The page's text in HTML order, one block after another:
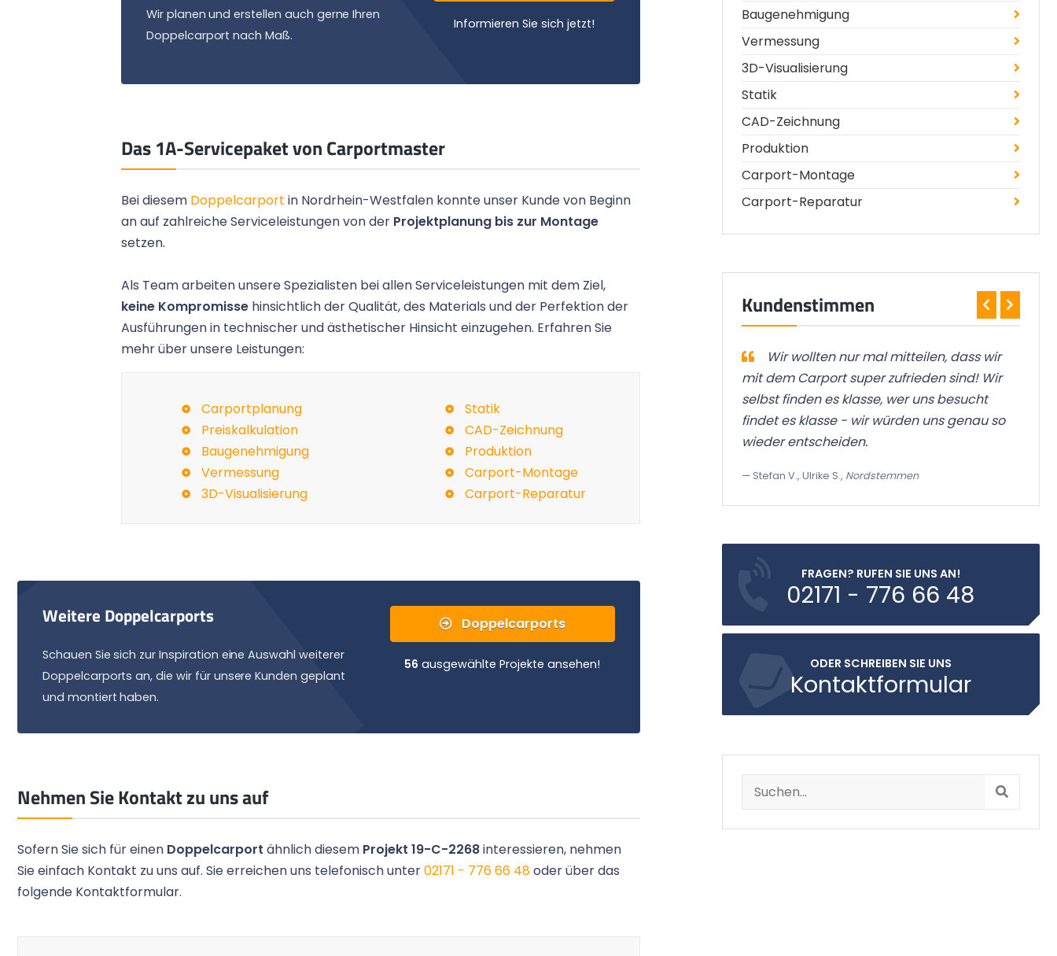
Wir planen und erstellen auch gerne Ihren
Doppelcarport nach Maß.
Informieren Sie sich jetzt!
Das 1A-Servicepaket von Carportmaster
Bei diesem Doppelcarport in Nordrhein-Westfalen konnte unser Kunde von Beginn
an auf zahlreiche Serviceleistungen von der Projektplanung bis zur Montage
setzen.
Als Team arbeiten unsere Spezialisten bei allen Serviceleistungen mit dem Ziel,
keine Kompromissehinsichtlich der Qualität, des Materials und der Perfektion der
Ausführungen in technischer und ästhetischer Hinsicht einzugehen. Erfahren Sie
mehr über unsere Leistungen:
Carportplanung
Preiskalkulation
Baugenehmigung
Vermessung
3D-Visualisierung
Statik
CAD-Zeichnung
Produktion
Carport-Montage
Carport-Reparatur
Weitere Doppelcarports
Schauen Sie sich zur Inspiration eine Auswahl weiterer
Doppelcarports an, die wir für unsere Kunden geplant
und montiert haben.
Doppelcarports
56 ausgewählte Projekte ansehen!
Nehmen Sie Kontakt zu uns auf
Sofern Sie sich für einen Doppelcarport ähnlich diesem Projekt 19-C-2268interessieren, nehmen
Sie einfach Kontakt zu uns auf. Sie erreichen uns telefonisch unter02171 - 776 66 48oder über das
folgende Kontaktformular.
Baugenehmigung
Vermessung
3D-Visualisierung
Statik
CAD-Zeichnung
Produktion
Carport-Montage
Carport-Reparatur
Kundenstimmen
Umsetzung und die
Das Gartenhaus ist fertig und sieht toll
die tolle Arbeit der Monteure.
Peter M.,Mülheim
auf das Grundstück.
Gunnar P.,Hamburg
Wir wollten nur mal mitteilen, dass wir
mit dem Carport super zufrieden sind! Wir
selbst finden es klasse, wer uns besucht
findet es klasse - wir würden uns genau so
wieder entscheiden.
Stefan V., Ulrike S., Nordstemmen
FRAGEN? RUFEN SIE UNS AN!
02171 - 776 66 48
ODER SCHREIBEN SIE UNS
Kontaktformular